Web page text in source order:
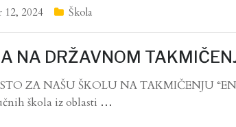
12, 2024 Škola
NA DRŽAVNOM
ZA NAŠU ŠKOLU NA TAKMIČENJU
škola iz oblasti …